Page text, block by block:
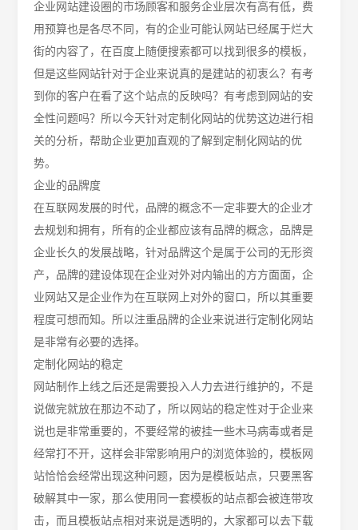
企业网站建设圈的市场顾客和服务企业层次有高有低，费
用预算也是各尽不同，有的企业可能认网站已经属于烂大
街的内容了，在百度上随便搜索都可以找到很多的模板，
但是这些网站针对于企业来说真的是建站的初衷么？有考
到你的客户在看了这个站点的反映吗？有考虑到网站的安
全性问题吗？所以今天针对定制化网站的优势这边进行相
关的分析，帮助企业更加直观的了解到定制化网站的优
势。
企业的品牌度
在互联网发展的时代，品牌的概念不一定非要大的企业才
去规划和拥有，所有的企业都应该有品牌的概念，品牌是
企业长久的发展战略，针对品牌这个是属于公司的无形资
产，品牌的建设体现在企业对外对内输出的方方面面，企
业网站又是企业作为在互联网上对外的窗口，所以其重要
程度可想而知。所以注重品牌的企业来说进行定制化网站
是非常有必要的选择。
定制化网站的稳定
网站制作上线之后还是需要投入人力去进行维护的，不是
说做完就放在那边不动了，所以网站的稳定性对于企业来
说也是非常重要的，不要经常的被挂一些木马病毒或者是
经常打不开，这样会非常影响用户的浏览体验的，模板网
站恰恰会经常出现这种问题，因为是模板站点，只要黑客
破解其中一家，那么使用同一套模板的站点都会被连带攻
击，而且模板站点相对来说是透明的，大家都可以去下载